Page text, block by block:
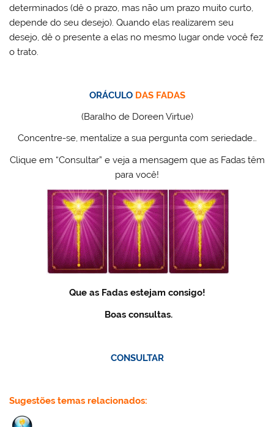
determinados (dê o prazo, mas não um prazo muito curto,
depende do seu desejo). Quando elas realizarem seu
desejo, dê o presente a elas no mesmo lugar onde você fez
o trato.
ORÁCULODAS FADAS
(Baralho de Doreen Virtue)
Concentre-se, mentalize a sua pergunta com seriedade…
Clique em “Consultar” e veja a mensagem que as Fadas têm
para você!
Que as Fadas estejam consigo!
Boas consultas.
CONSULTAR
Sugestões temas relacionados: